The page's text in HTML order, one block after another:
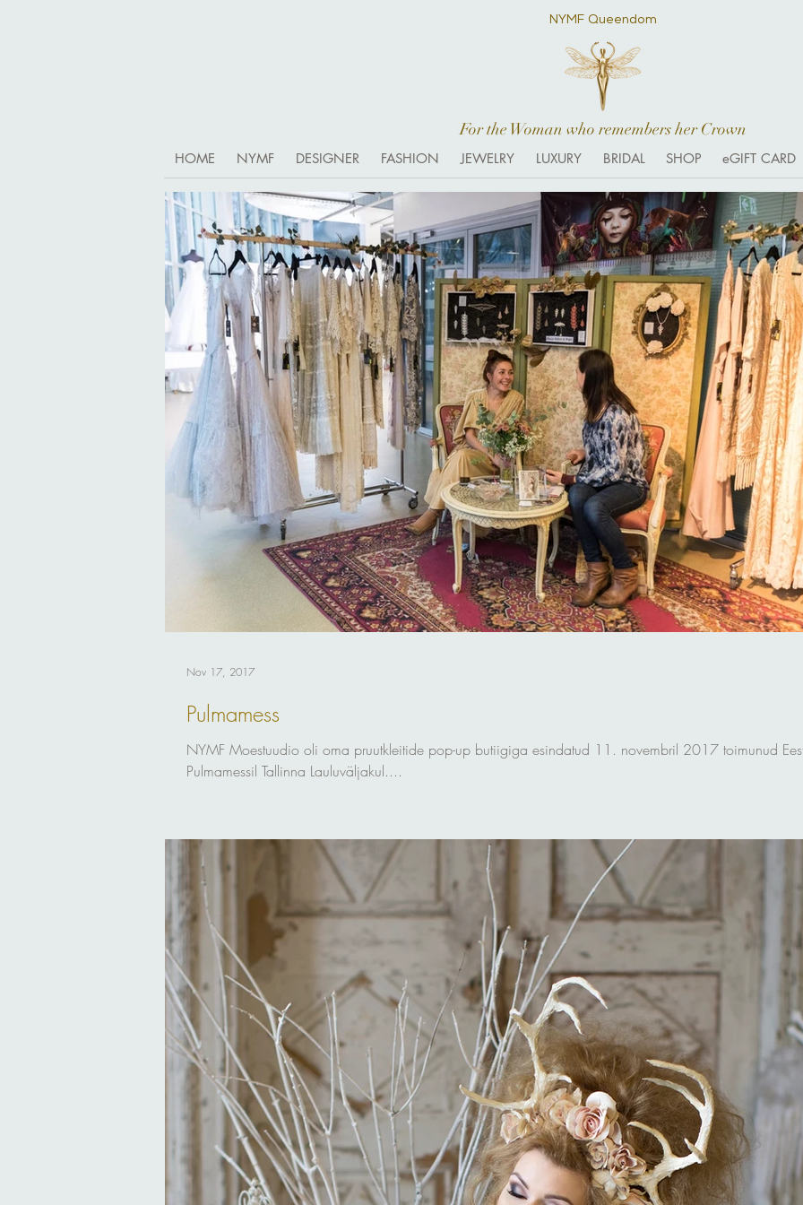
NYMF Queendom
For the Woman who remembers her Crown
HOME NYMF DESIGNER FASHION JEWELRY LUXURY BRIDAL SHOP eGIFT CARD
Pulmamess
NYMF Moestuudio oli oma pruutkleitide pop-up butiigiga esindatud 11. novembril 2017 toimunud
Pulmamessil Tallinna Lauluväljakul....
Nov 17, 2017